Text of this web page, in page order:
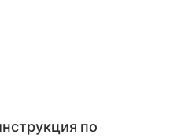
по